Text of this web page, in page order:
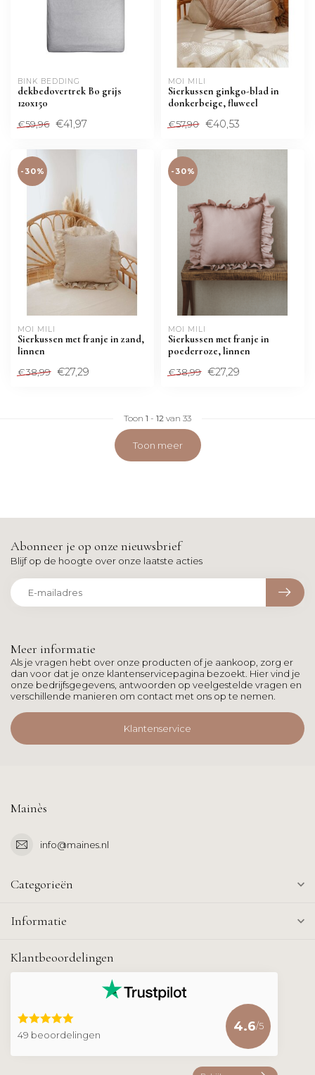
BINK BEDDING
dekbedovertrek Bo grijs
120x150
€59,96 €41,97
MOI MILI
Sierkussen ginkgo-blad in
donkerbeige, fluweel
€57,90 €40,53
-30%
MOI MILI
Sierkussen met franje in zand,
linnen
€38,99 €27,29
-30%
MOI MILI
Sierkussen met franje in
poederroze, linnen
€38,99 €27,29
Toon 1 - 12 van 33
Toon meer
Meer informatie
Als je vragen hebt over onze producten of je aankoop, zorg er
dan voor dat je onze klantenservicepagina bezoekt. Hier vind je
onze bedrijfsgegevens, antwoorden op veelgestelde vragen en
verschillende manieren om contact met ons op te nemen.
Klantenservice
Abonneer je op onze nieuwsbrief
Blijf op de hoogte over onze laatste acties
Mainès
info@maines.nl
Categorieën
Informatie
Klantbeoordelingen
49 beoordelingen
4.6/5